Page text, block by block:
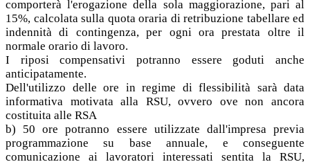
comporterà l'erogazione della sola maggiorazione, pari al
15%, calcolata sulla quota oraria di retribuzione tabellare ed
indennità di contingenza, per ogni ora prestata oltre il
normale orario di lavoro.
I riposi compensativi potranno essere goduti anche
anticipatamente.
Dell'utilizzo delle ore in regime di flessibilità sarà data
informativa motivata alla RSU, ovvero ove non ancora
costituita alle RSA
b) 50 ore potranno essere utilizzate dall'impresa previa
programmazione su base annuale, e conseguente
comunicazione ai lavoratori interessati sentita la RSU,